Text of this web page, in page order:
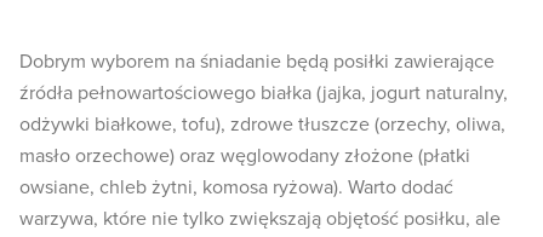
Dobrym wyborem na śniadanie będą posiłki zawierające
źródła pełnowartościowego białka (jajka, jogurt naturalny,
odżywki białkowe, tofu), zdrowe tłuszcze (orzechy, oliwa,
masło orzechowe) oraz węglowodany złożone (płatki
owsiane, chleb żytni, komosa ryżowa). Warto dodać
warzywa, które nie tylko zwiększają objętość posiłku, ale